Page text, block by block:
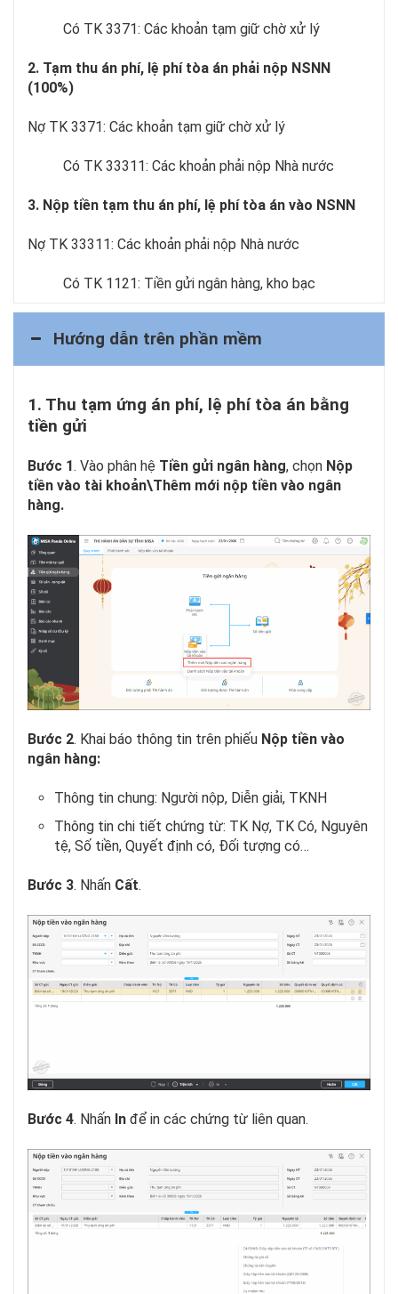
Có TK 3371: Các khoản tạm giữ chờ xử lý
2. Tạm thu án phí, lệ phí tòa án phải nộp NSNN
(100%)
Nợ TK 3371: Các khoản tạm giữ chờ xử lý
Có TK 33311: Các khoản phải nộp Nhà nước
3. Nộp tiền tạm thu án phí, lệ phí tòa án vào NSNN
Nợ TK 33311: Các khoản phải nộp Nhà nước
Có TK 1121: Tiền gửi ngân hàng, kho bạc
Hướng dẫn trên phần mềm
1. Thu tạm ứng án phí, lệ phí tòa án bằng
tiền gửi
Bước 1. Vào phân hệ Tiền gửi ngân hàng, chọn Nộp
tiền vào tài khoản\Thêm mới nộp tiền vào ngân
hàng.
Bước 2. Khai báo thông tin trên phiếu Nộp tiền vào
ngân hàng:
Thông tin chung: Người nộp, Diễn giải, TKNH
Thông tin chi tiết chứng từ: TK Nợ, TK Có, Nguyên
tệ, Số tiền, Quyết định có, Đối tượng có…
Bước 3. Nhấn Cất.
Bước 4. Nhấn In để in các chứng từ liên quan.